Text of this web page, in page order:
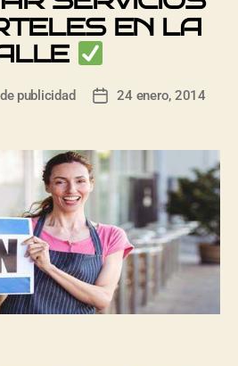
EN LA
publicidad 24 enero, 2014